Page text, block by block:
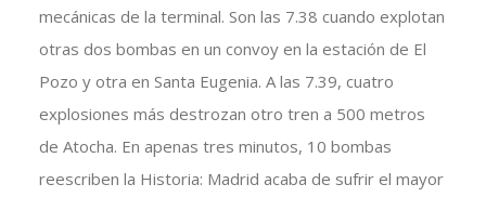
mecánicas de la terminal. Son las 7.38 cuando explotan
otras dos bombas en un convoy en la estación de El
Pozo y otra en Santa Eugenia. A las 7.39, cuatro
explosiones más destrozan otro tren a 500 metros
de Atocha. En apenas tres minutos, 10 bombas
reescriben la Historia: Madrid acaba de sufrir el mayor